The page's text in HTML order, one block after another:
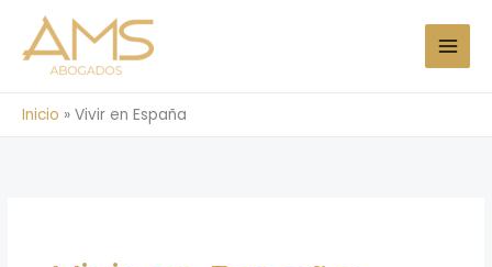
contenido
Inicio » Vivir en España